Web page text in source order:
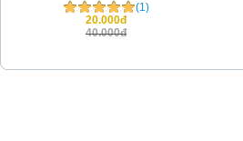
(1)
20.000đ
40.000đ